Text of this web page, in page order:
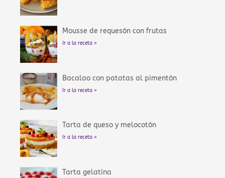
Mousse de requesón con frutas
Ir a la receta »
Bacalao con patatas al pimentón
Ir a la receta »
Tarta de queso y melocotón
Ir a la receta »
Tarta gelatina